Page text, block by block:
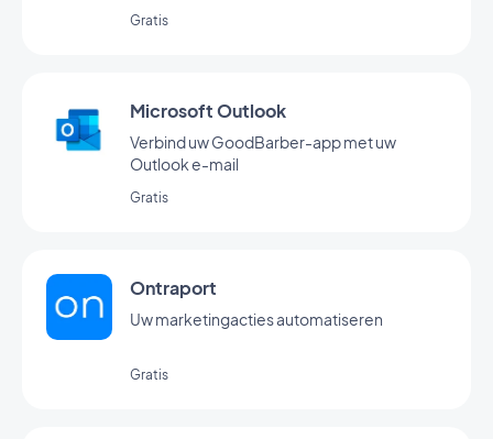
Gratis
Microsoft Outlook
Verbind uw GoodBarber-app met uw
Outlook e-mail
Gratis
Ontraport
Uw marketingacties automatiseren
Gratis